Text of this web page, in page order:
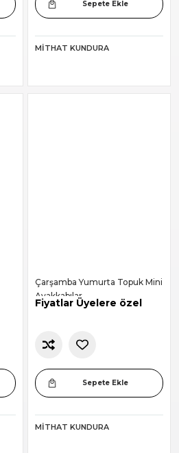
Sepete Ekle
MITHAT KUNDURA
Çarşamba Yumurta Topuk Mini
Ayakkabılar
Fiyatlar Üyelere özel
Sepete Ekle
MITHAT KUNDURA